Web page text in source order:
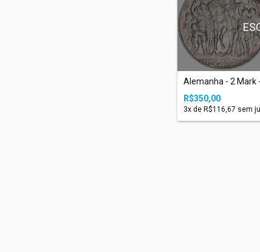
Alemanha - 2 Mark -
R$350,00
3x de R$116,67 sem